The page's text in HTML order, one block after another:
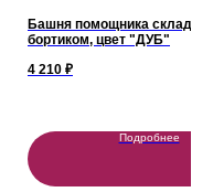
Башня помощника
бортиком, цвет "ДУБ"
4 210 ₽
Подробнее